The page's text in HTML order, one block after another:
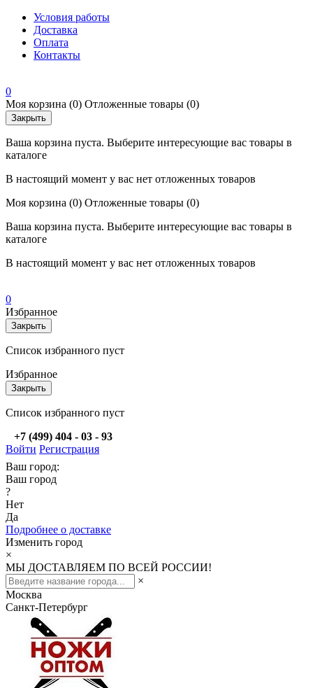
Условия работы
Доставка
Оплата
Контакты
0
Моя корзина (0) Отложенные товары (0)
Закрыть
Ваша корзина пуста. Выберите интересующие вас товары в
каталоге
В настоящий момент у вас нет отложенных товаров
Моя корзина (0) Отложенные товары (0)
Ваша корзина пуста. Выберите интересующие вас товары в
каталоге
В настоящий момент у вас нет отложенных товаров
0
Избранное
Закрыть
Список избранного пуст
Избранное
Закрыть
Список избранного пуст
+7 (499) 404 - 03 - 93
Войти Регистрация
Ваш город:
Ваш город
?
Нет
Да
Подробнее о доставке
Изменить город
×
МЫ ДОСТАВЛЯЕМ ПО ВСЕЙ РОССИИ!
×
Москва
Санкт-Петербург